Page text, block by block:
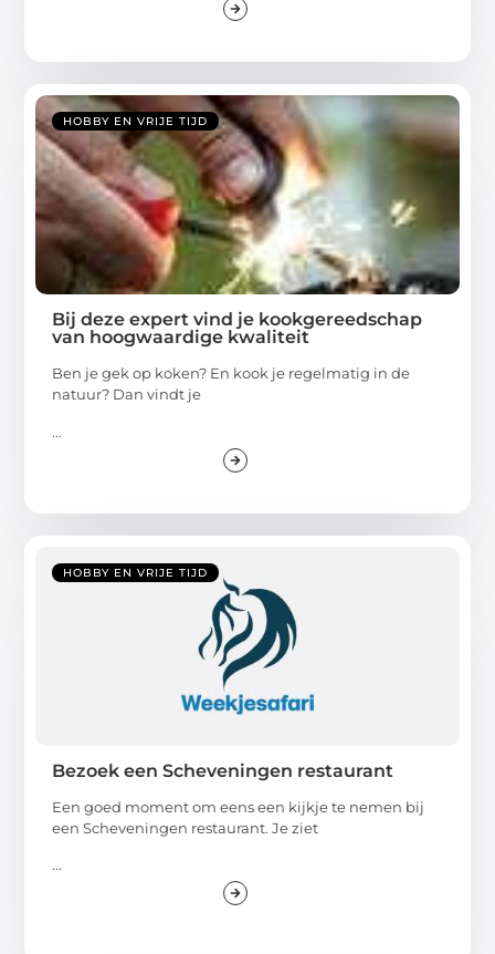
HOBBY EN VRIJE TIJD
Bij deze expert vind je kookgereedschap
van hoogwaardige kwaliteit
Ben je gek op koken? En kook je regelmatig in de
natuur? Dan vindt je
...
HOBBY EN VRIJE TIJD
Bezoek een Scheveningen restaurant
Een goed moment om eens een kijkje te nemen bij
een Scheveningen restaurant. Je ziet
...